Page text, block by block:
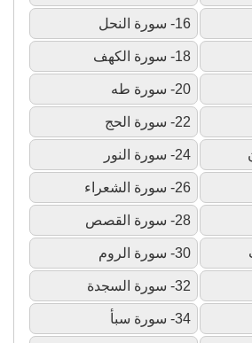
16- سورة النحل
18- سورة الكهف
20- سورة طه
22- سورة الحج
24- سورة النور
26- سورة الشعراء
28- سورة القصص
30- سورة الروم
32- سورة السجدة
34- سورة سبأ